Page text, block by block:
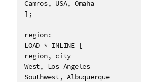
Camros, USA, Omaha
];
region:
LOAD * INLINE [
region, city
West, Los Angeles
Southwest, Albuquerque